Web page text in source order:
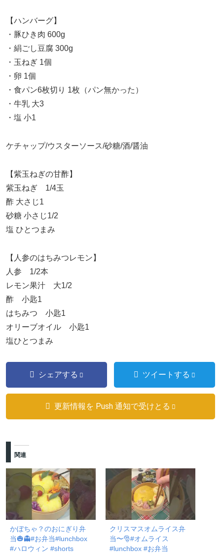
【ハンバーグ】
・豚ひき肉 600g
・絹ごし豆腐 300g
・玉ねぎ 1個
・卵 1個
・食パン6枚切り 1枚（パン無かった）
・牛乳 大3
・塩 小1
ケチャップ/ウスターソース/砂糖/酒/醤油
【紫玉ねぎの甘酢】
紫玉ねぎ 1/4玉
酢 大さじ1
砂糖 小さじ1/2
塩 ひとつまみ
【人参のはちみつレモン】
人参 1/2本
レモン果汁 大1/2
酢 小匙1
はちみつ 小匙1
オリーブオイル 小匙1
塩ひとつまみ
シェアする ツイートする
更新情報を Push 通知で受けとる
関連
かぼちゃ？のおにぎり弁
当🎃👻#お弁当#lunchbox
#ハロウィン #shorts
クリスマスオムライス弁
当〜🎅#オムライス
#lunchbox #お弁当